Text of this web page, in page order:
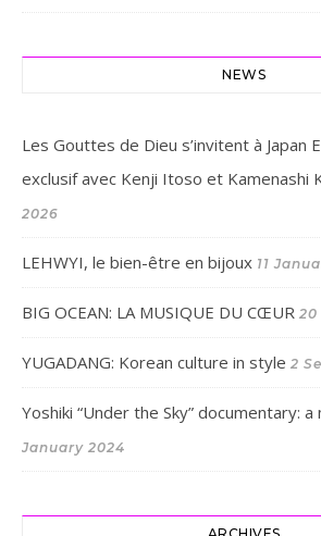
NEWS
Les Gouttes de Dieu s’invitent à Japan
exclusif avec Kenji Itoso et Kamenashi
2026
LEHWYI, le bien-être en bijoux 11
BIG OCEAN: LA MUSIQUE DU CŒUR 20
YUGADANG: Korean culture in style 2
Yoshiki “Under the Sky” documentary: a
January 2024